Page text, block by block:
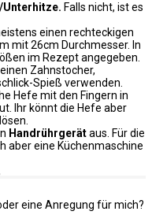
Unterhitze. Falls nicht, ist es
einen rechteckigen
mit 26cm Durchmesser. In
im Rezept angegeben.
Zahnstocher,
Spieß verwenden.
Hefe mit den Fingern in
Ihr könnt die Hefe aber
Handrührgerätaus. Für die
aber eine Küchenmaschine
eine Anregung für mich?